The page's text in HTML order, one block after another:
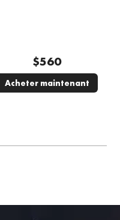
$560
Acheter maintenant